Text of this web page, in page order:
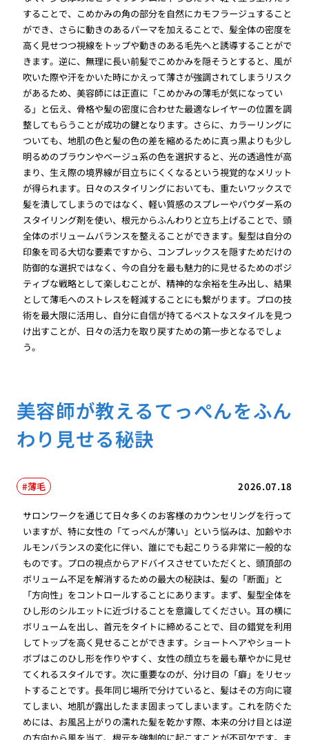
することで、こめかみの角の部分を自然にカモフラージュすること
ができ、さらに動きのあるパーマを加えることで、髪全体の密度を
高く見せつつ視線をトップや動きのある毛先へと誘導することがで
きます。逆に、無理に長い前髪でこめかみを隠そうとすると、風が
吹いた際や汗をかいた時にかえって薄さが強調されてしまうリスク
があるため、美容師には正直に「こめかみの薄毛が気になってい
る」と伝え、骨格や髪の密度に合わせた最適なレイヤーの位置を調
整してもらうことが成功の鍵となります。さらに、カラーリングに
ついても、地肌の色と髪の色の差を縮めるために真っ黒よりも少し
明るめのブラウンやベージュ系の色を選択すると、光の透過性が高
まり、生え際の境界線が目立ちにくくなるという視覚的なメリット
が得られます。日々のスタイリングにおいても、重たいワックスで
髪を潰してしまうのではなく、軽い質感のスプレーやパウダー系の
スタイリング剤を使い、根元からふんわりと立ち上げることで、頭
全体のボリュームバランスを整えることができます。髪型は自分の
印象を司る大切な要素ですから、コンプレックスを隠すためだけの
防御的な選択ではなく、今の自分を最も魅力的に見せるためのポジ
ティブな戦略として楽しむことが、精神的な余裕を生み出し、結果
として薄毛へのストレスを軽減することにも繋がります。プロの技
術を最大限に活用し、自分に自信が持てるベストなスタイルを見つ
け出すことが、日々の活力を取り戻すための第一歩となるでしょ
う。
美容師が教えるてっぺんをふん
わり見せる秘訣
2026.07.18
薄毛
サロンワークを通じて日々多くのお客様のカウンセリングを行って
いますが、特に女性の「てっぺんが薄い」という悩みは、加齢やホ
ルモンバランスの変化に伴い、誰にでも起こりうる非常に一般的な
ものです。プロの視点からアドバイスさせていただくと、頭頂部の
ボリューム不足を解消するための最大の秘訣は、髪の「断面」と
「方向性」をコントロールすることにあります。まず、髪型全体を
ひし形のシルエットに近づけることを意識してください。耳の横に
ボリュームを出し、首元をタイトに締めることで、目の錯覚を利用
してトップを高く見せることができます。ショートヘアやショート
ボブはこのひし形を作りやすく、女性の顔立ちを最も華やかに見せ
てくれるスタイルです。次に重要なのが、分け目の「癖」をリセッ
トすることです。長年同じ場所で分けていると、髪はその方向に寝
てしまい、地肌が露出したまま固まってしまいます。これを防ぐた
めには、お風呂上がりの濡れた髪を乾かす際、本来の分け目とは逆